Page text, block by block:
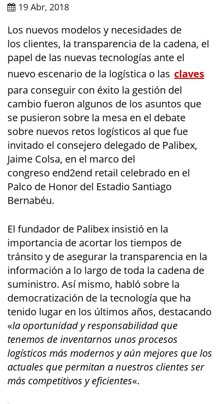
19 Abr, 2018
Los nuevos modelos y necesidades de
los clientes, la transparencia de la cadena, el
papel de las nuevas tecnologías ante el
nuevo escenario de la logística o las claves
para conseguir con éxito la gestión del
cambio fueron algunos de los asuntos que
se pusieron sobre la mesa en el debate
sobre nuevos retos logísticos al que fue
invitado el consejero delegado de Palibex,
Jaime Colsa, en el marco del
congreso end2end retail celebrado en el
Palco de Honor del Estadio Santiago
Bernabéu.
El fundador de Palibex insistió en la
importancia de acortar los tiempos de
tránsito y de asegurar la transparencia en la
información a lo largo de toda la cadena de
suministro. Así mismo, habló sobre la
democratización de la tecnología que ha
tenido lugar en los últimos años, destacando
«la oportunidad y responsabilidad que
tenemos de inventarnos unos procesos
logísticos más modernos y aún mejores que los
actuales que permitan a nuestros clientes ser
más competitivos y eficientes«.